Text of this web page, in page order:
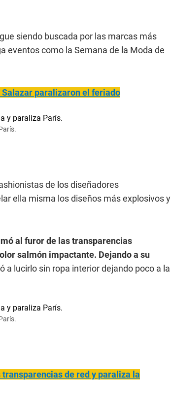
siendo buscada por las marcas más
eventos como la Semana de la Moda de
Salazar paralizaron el feriado
de los diseñadores
ella misma los diseños más explosivos y
al furor de las transparencias
salmón impactante. Dejando a su
a lucirlo sin ropa interior dejando poco a la
de red y paraliza la